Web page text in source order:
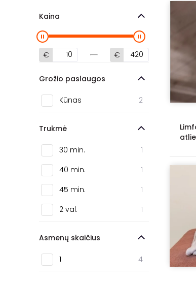
Šiauliai
1
Alytus
1
Kaina
€ €
Grožio paslaugos
Kūnas 2
Trukmė
30 min.
1
40 min.
1
45 min.
1
2 val.
1
Asmenų skaičius
1 4